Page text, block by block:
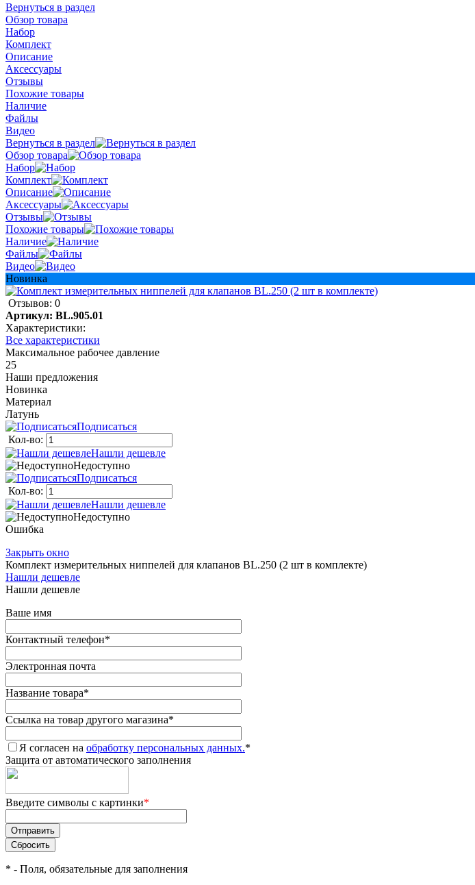
Вернуться в раздел
Обзор товара
Набор
Комплект
Описание
Аксессуары
Отзывы
Похожие товары
Наличие
Файлы
Видео
Вернуться в раздел
Обзор товара
Набор
Комплект
Описание
Аксессуары
Отзывы
Похожие товары
Наличие
Файлы
Видео
Новинка
Отзывов: 0
Артикул: BL.905.01
Характеристики:
Все характеристики
Максимальное рабочее давление
25
Наши предложения
Новинка
Материал
Латунь
Подписаться
Кол-во:
Нашли дешевле
Недоступно
Подписаться
Кол-во:
Нашли дешевле
Недоступно
Ошибка
Закрыть окно
Комплект измерительных ниппелей для клапанов BL.250 (2 шт в комплекте)
Нашли дешевле
Нашли дешевле
Ваше имя
Контактный телефон*
Электронная почта
Название товара*
Ссылка на товар другого магазина*
Я согласен на обработку персональных данных.*
Защита от автоматического заполнения
Введите символы с картинки*
* - Поля, обязательные для заполнения